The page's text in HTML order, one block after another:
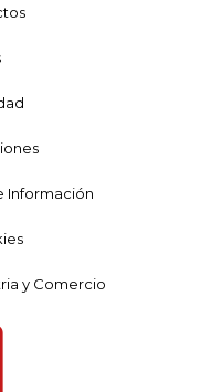
Información
y Comercio